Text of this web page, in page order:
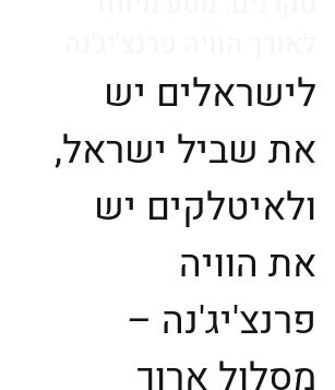
לישראלים יש
את שביל ישראל,
ולאיטלקים יש
את הוויה
פרנצ'יג'נה –
מסלול ארוך